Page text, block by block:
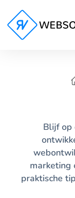
Blijf op
marketing
praktische